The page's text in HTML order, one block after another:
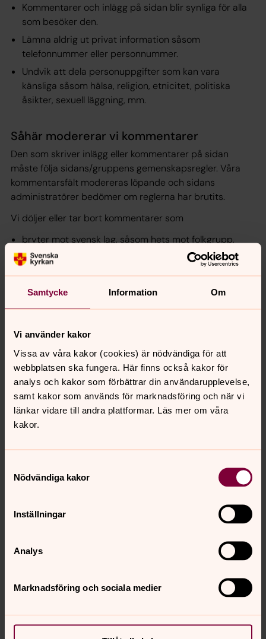
Samtycke Information Om
Vi använder kakor
Vissa av våra kakor (cookies) är nödvändiga för att
webbplatsen ska fungera. Här finns också kakor för
analys och kakor som förbättrar din användarupplevelse,
samt kakor som används för marknadsföring och när vi
länkar vidare till andra plattformar. Läs mer om våra
kakor.
Nödvändiga kakor
Inställningar
Analys
Marknadsföring och sociala medier
Kommentarer och inlägg på sidan blir synliga för alla
som besöker den.
Lämna aldrig ut privat information såsom
telefonnummer eller personnummer.
Undvik att dela personuppgifter som kan vara
känsliga såsom hälsa, religion, etnicitet, politiska
åsikter, sexuell läggning, mm.
Såhär modererar vi kommentarer
Den som skriver inlägg eller kommentarer på sidan
måste följa sidans/gruppens gemenskapsregler. Våra
kommentarsfält modereras löpande och sidans
administratörer bedömer om reglerna har brutits.
Vi döljer eller tar bort kommentarer som
bryter mot svensk lag, såsom hets mot folkgrupp,
förtal eller förolämpning
identitet eller uttryck, etnisk tillhörighet, religion eller
läggning och ålder – kränker andra människor.
innehåller svordomar, glåpord och förminskande
uttryck
innehåller okommenterade länkar
innehåller reklam och annonser
innehåller otrevliga kommentarer som riktas mot
sidans medarbetare
innehåller våldsskildringar
upprepas många gånger eller är väldigt långa (spam)
Användare som inte följer sidans regler kan komma att